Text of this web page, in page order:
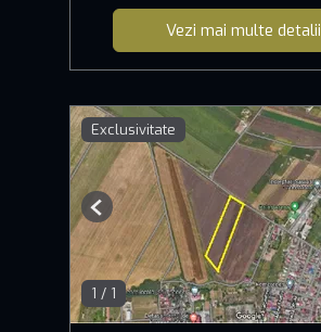
Vezi mai multe detalii
Exclusivitate
1 / 1
Previous